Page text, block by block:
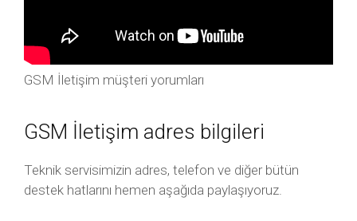
GSM İletişim müşteri yorumları
GSM İletişim adres bilgileri
Teknik servisimizin adres, telefon ve diğer bütün
destek hatlarını hemen aşağıda paylaşıyoruz.